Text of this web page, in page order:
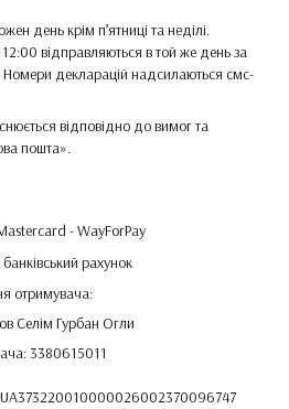
день крім п’ятниці та неділі.
відправляються в той же день за
Номери декларацій надсилаються смс-
відповідно до вимог та
пошта».
- WayForPay
рахунок
отримувача:
Селім Гурбан Огли
3380615011
UA373220010000026002370096747